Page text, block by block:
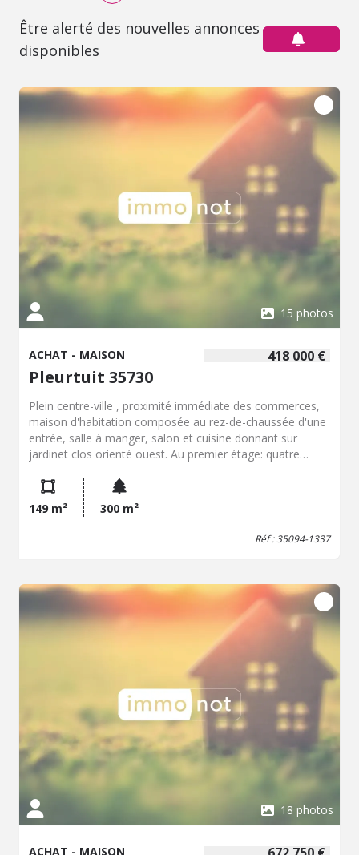
Être alerté des nouvelles annonces
disponibles
15 photos
418 000 €
ACHAT - MAISON
Pleurtuit 35730
Plein centre-ville , proximité immédiate des commerces,
maison d'habitation composée au rez-de-chaussée d'une
entrée, salle à manger, salon et cuisine donnant sur
jardinet clos orienté ouest. Au premier étage: quatre
chambres, salle d'eau avec WC. Garage et cellier.
149 m²
300 m²
Réf : 35094-1337
18 photos
ACHAT - MAISON